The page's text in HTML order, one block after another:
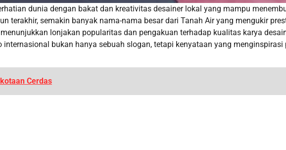
dunia dengan bakat dan kreativitas desainer lokal yang mampu
terakhir, semakin banyak nama-nama besar dari Tanah Air yang mengukir
lonjakan popularitas dan pengakuan terhadap kualitas karya
bukan hanya sebuah slogan, tetapi kenyataan yang menginspirasi
Cerdas